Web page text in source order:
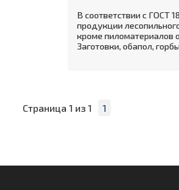
В соответствии с ГОСТ
продукции
кроме пиломатериалов
Заготовки, обапол,
Страница 1 из 1 1